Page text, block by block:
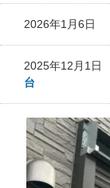
2026年1月6日
2025年12月1日
台